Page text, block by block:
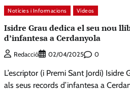
Notícies i Informacions Vídeos
Isidre Grau dedica el seu nou
d’infantesa a Cerdanyola
Redacció 02/04/2025 0
L’escriptor (i Premi Sant Jordi)
als seus records d’infantesa a